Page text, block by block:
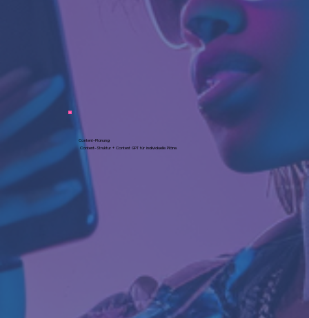
Content-Planung
Content-Struktur + Content GPT für individuelle Pläne.